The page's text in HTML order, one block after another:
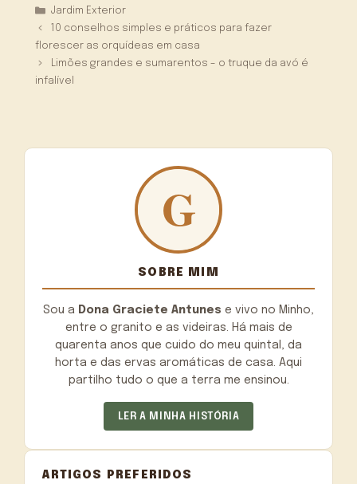
Categorias
Jardim Exterior
10 conselhos simples e práticos para fazer
florescer as orquídeas em casa
Limões grandes e sumarentos – o truque da avó é
infalível
SOBRE MIM
Sou a Dona Graciete Antunes e vivo no Minho,
entre o granito e as videiras. Há mais de
quarenta anos que cuido do meu quintal, da
horta e das ervas aromáticas de casa. Aqui
partilho tudo o que a terra me ensinou.
LER A MINHA HISTÓRIA
ARTIGOS PREFERIDOS